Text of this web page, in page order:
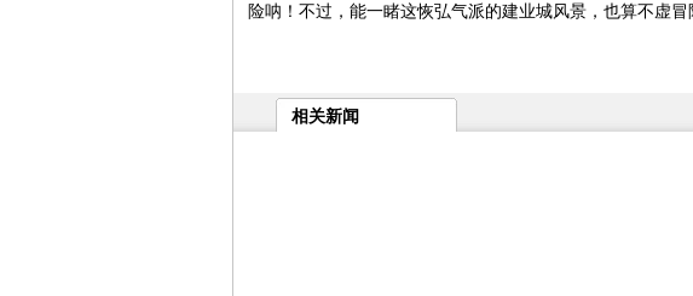
险呐！不过，能一睹这恢弘气派的建业城风景，也算不虚冒
相关新闻